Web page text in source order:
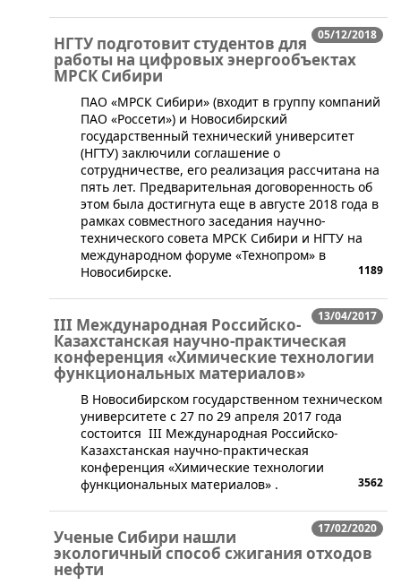
05/12/2018
НГТУ подготовит студентов для
работы на цифровых энергообъектах
МРСК Сибири
​ПАО «МРСК Сибири» (входит в группу компаний
ПАО «Россети») и Новосибирский
государственный технический университет
(НГТУ) заключили соглашение о
сотрудничестве, его реализация рассчитана на
пять лет. Предварительная договоренность об
этом была достигнута еще в августе 2018 года в
рамках совместного заседания научно-
технического совета МРСК Сибири и НГТУ на
международном форуме «Технопром» в
Новосибирске.
1189
13/04/2017
III Международная Российско-
Казахстанская научно-практическая
конференция «Химические технологии
функциональных материалов»
В Новосибирском государственном техническом
университете с 27 по 29 апреля 2017 года​
состоится III Международная Российско-
Казахстанская научно-практическая
конференция «Химические технологии
функциональных материалов» .
3562
17/02/2020
Ученые Сибири нашли
экологичный способ сжигания отходов
нефти